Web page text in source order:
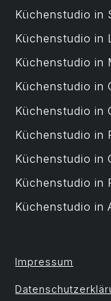
Küchenstudio in
Küchenstudio in
Küchenstudio in
Küchenstudio in
Küchenstudio in
Küchenstudio in
Küchenstudio in
Küchenstudio in
Küchenstudio in
Impressum